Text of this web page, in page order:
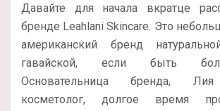
Давайте для начала вкратце
бренде Leahlani Skincare. Это
американский бренд
гавайской, если быть
Основательница бренда, Лия
косметолог, долгое время